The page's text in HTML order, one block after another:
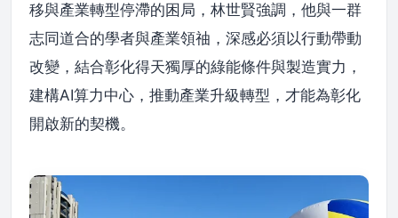
移與產業轉型停滯的困局，林世賢強調，他與一群
志同道合的學者與產業領䄂，深感必須以行動帶動
改變，結合彰化得天獨厚的綠能條件與製造實力，
建構AI算力中心，推動產業升級轉型，才能為彰化
開啟新的契機。